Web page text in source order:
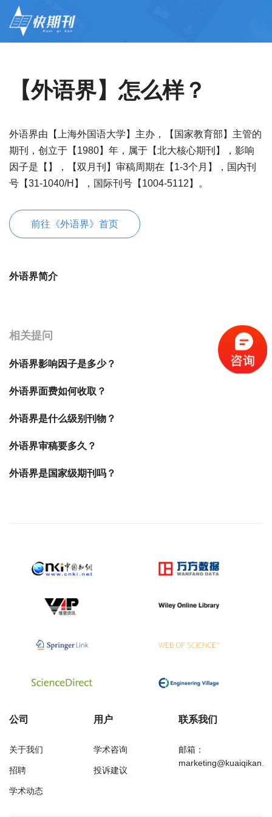
【外语界】怎么样？
外语界由【上海外国语大学】主办，【国家教育部】主管的
期刊，创立于【1980】年，属于【北大核心期刊】，影响
因子是【】，【双月刊】审稿周期在【1-3个月】，国内刊
号【31-1040/H】，国际刊号【1004-5112】。
前往《外语界》首页
外语界简介
相关提问
外语界影响因子是多少？
外语界面费如何收取？
外语界是什么级别刊物？
外语界审稿要多久？
外语界是国家级期刊吗？
公司
关于我们
招聘
学术动态
用户
学术咨询
投诉建议
联系我们
邮箱：